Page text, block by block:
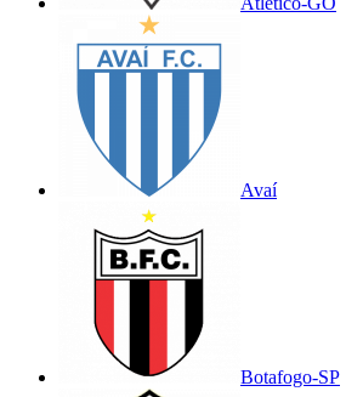
Avaí
Botafogo-SP